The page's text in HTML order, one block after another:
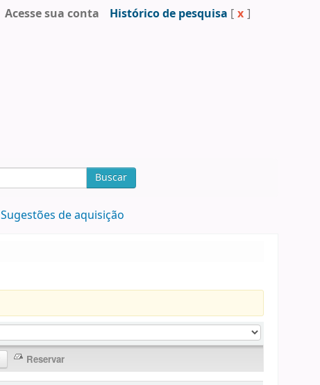
Acesse sua conta Histórico de pesquisa [ x ]
Buscar
Sugestões de aquisição